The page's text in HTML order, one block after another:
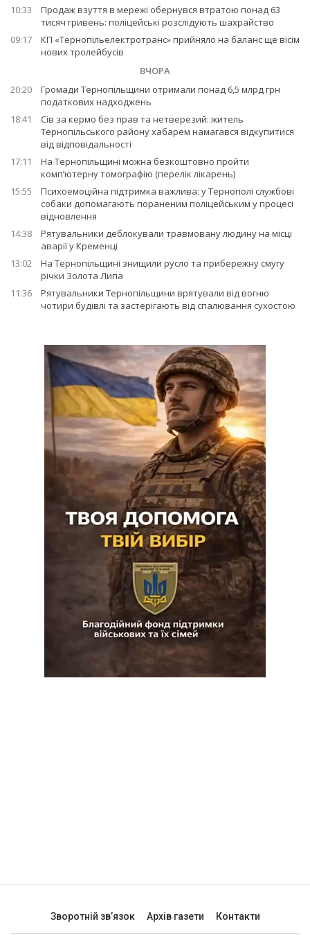
10:33
Продаж взуття в мережі обернувся втратою понад 63
тисяч гривень: поліцейські розслідують шахрайство
09:17
КП «Тернопільелектротранс» прийняло на баланс ще вісім
нових тролейбусів
ВЧОРА
20:20
Громади Тернопільщини отримали понад 6,5 млрд грн
податкових надходжень
18:41
Сів за кермо без прав та нетверезий: житель
Тернопільського району хабарем намагався відкупитися
від відповідальності
17:11
На Тернопільщині можна безкоштовно пройти
комп’ютерну томографію (перелік лікарень)
15:55
Психоемоційна підтримка важлива: у Тернополі службові
собаки допомагають пораненим поліцейським у процесі
відновлення
14:38
Рятувальники деблокували травмовану людину на місці
аварії у Кременці
13:02
На Тернопільщині знищили русло та прибережну смугу
річки Золота Липа
11:36
Рятувальники Тернопільщини врятували від вогню
чотири будівлі та застерігають від спалювання сухостою
Зворотній зв’язок Архів газети Контакти